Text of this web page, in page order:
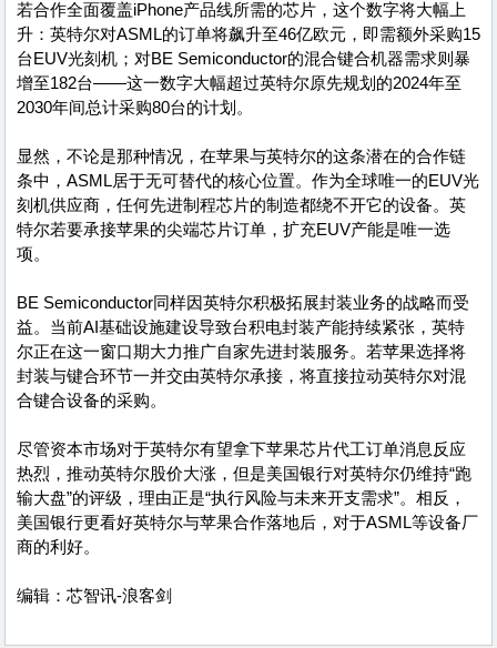
若合作全面覆盖iPhone产品线所需的芯片，这个数字将大幅上
升：英特尔对ASML的订单将飙升至46亿欧元，即需额外采购15
台EUV光刻机；对BE Semiconductor的混合键合机器需求则暴
增至182台——这一数字大幅超过英特尔原先规划的2024年至
2030年间总计采购80台的计划。
显然，不论是那种情况，在苹果与英特尔的这条潜在的合作链
条中，ASML居于无可替代的核心位置。作为全球唯一的EUV光
刻机供应商，任何先进制程芯片的制造都绕不开它的设备。英
特尔若要承接苹果的尖端芯片订单，扩充EUV产能是唯一选
项。
BE Semiconductor同样因英特尔积极拓展封装业务的战略而受
益。当前AI基础设施建设导致台积电封装产能持续紧张，英特
尔正在这一窗口期大力推广自家先进封装服务。若苹果选择将
封装与键合环节一并交由英特尔承接，将直接拉动英特尔对混
合键合设备的采购。
尽管资本市场对于英特尔有望拿下苹果芯片代工订单消息反应
热烈，推动英特尔股价大涨，但是美国银行对英特尔仍维持“跑
输大盘”的评级，理由正是“执行风险与未来开支需求”。相反，
美国银行更看好英特尔与苹果合作落地后，对于ASML等设备厂
商的利好。
编辑：芯智讯-浪客剑